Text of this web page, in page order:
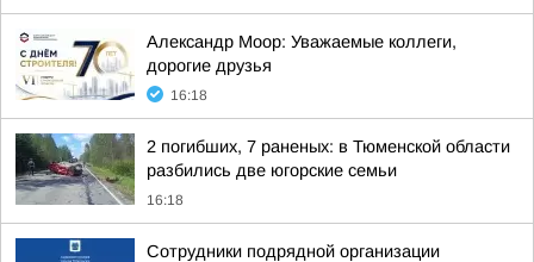
Александр Моор: Уважаемые коллеги,
дорогие друзья
16:18
2 погибших, 7 раненых: в Тюменской области
разбились две югорские семьи
16:18
Сотрудники подрядной организации